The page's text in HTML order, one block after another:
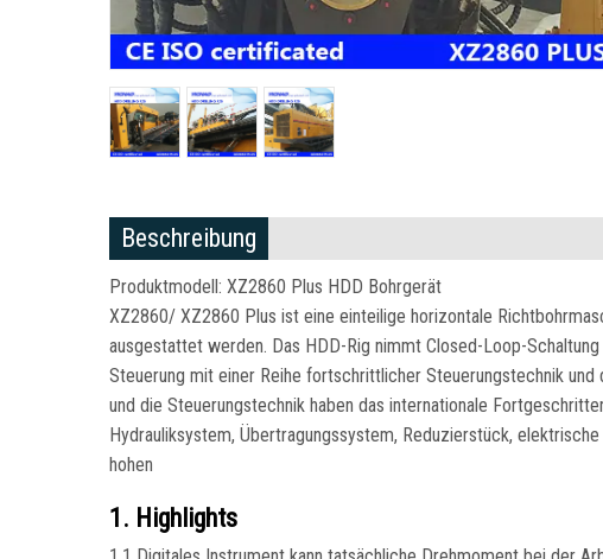
Beschreibung
Produktmodell: XZ2860 Plus HDD Bohrgerät
XZ2860/ XZ2860 Plus ist eine einteilige horizontale
ausgestattet werden. Das HDD-Rig nimmt Closed-Loop-
Steuerung mit einer Reihe fortschrittlicher Steuerungstechnik
und die Steuerungstechnik haben das internationale
Hydrauliksystem, Übertragungssystem, Reduzierstück,
hohen
1. Highlights